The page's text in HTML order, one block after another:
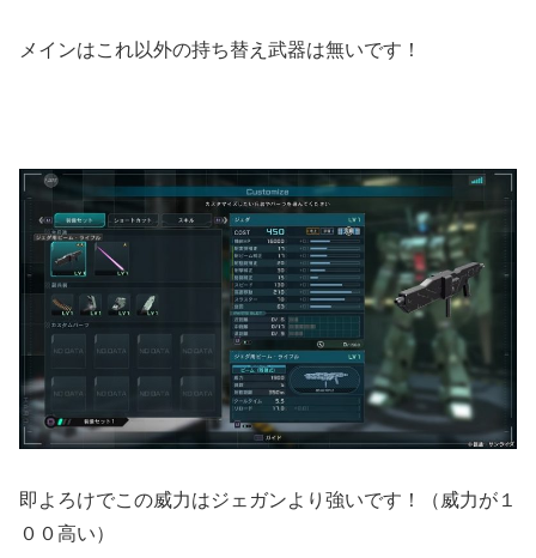
メインはこれ以外の持ち替え武器は無いです！
即よろけでこの威力はジェガンより強いです！（威力が１
００高い）